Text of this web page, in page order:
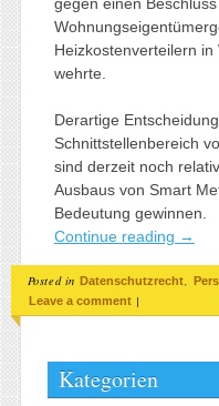
Heizkostenverteilern
wehrte.
Derartige
Schnittstellenbereich
sind derzeit noch
Ausbaus von Smart
Bedeutung gewinnen.
Continue reading →
Posted in Datenschutzrecht,
Leave a comment |
Kategorien